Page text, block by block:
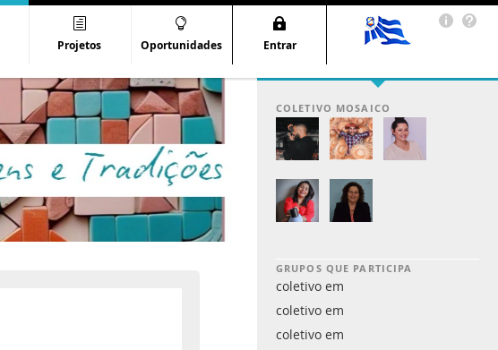
Projetos Oportunidades Entrar
COLETIVO MOSAICO
GRUPOS QUE PARTICIPA
coletivo em
coletivo em
coletivo em